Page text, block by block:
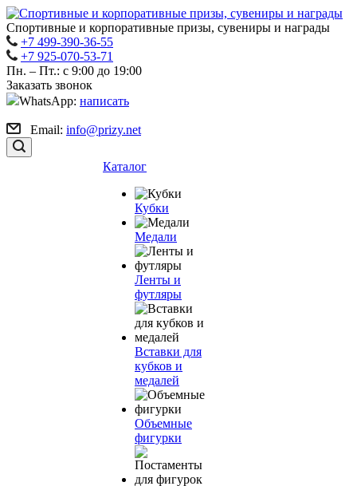
Спортивные и корпоративные призы, сувениры и награды
+7 499-390-36-55
+7 925-070-53-71
Пн. – Пт.: с 9:00 до 19:00
Заказать звонок
WhatsApp: написать
Email: info@prizy.net
Каталог
Кубки
Медали
Ленты и
футляры
Вставки для
кубков и
медалей
Объемные
фигурки